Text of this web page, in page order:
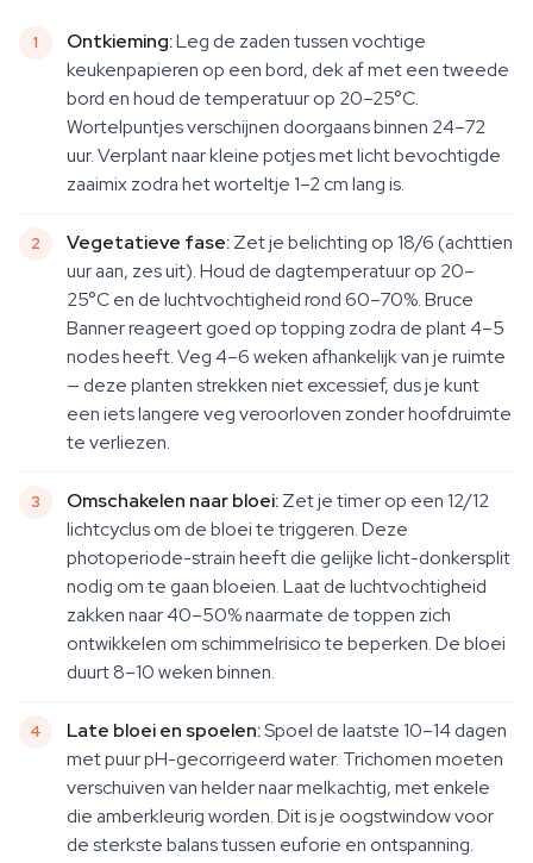
Ontkieming:Leg de zaden tussen vochtige
keukenpapieren op een bord, dek af met een tweede
bord en houd de temperatuur op 20–25°C.
Wortelpuntjes verschijnen doorgaans binnen 24–72
uur. Verplant naar kleine potjes met licht bevochtigde
zaaimix zodra het worteltje 1–2 cm lang is.
Vegetatieve fase:Zet je belichting op 18/6 (achttien
uur aan, zes uit). Houd de dagtemperatuur op 20–
25°C en de luchtvochtigheid rond 60–70%. Bruce
Banner reageert goed op topping zodra de plant 4–5
nodes heeft. Veg 4–6 weken afhankelijk van je ruimte
— deze planten strekken niet excessief, dus je kunt
een iets langere veg veroorloven zonder hoofdruimte
te verliezen.
Omschakelen naar bloei:Zet je timer op een 12/12
lichtcyclus om de bloei te triggeren. Deze
photoperiode-strain heeft die gelijke licht-donkersplit
nodig om te gaan bloeien. Laat de luchtvochtigheid
zakken naar 40–50% naarmate de toppen zich
ontwikkelen om schimmelrisico te beperken. De bloei
duurt 8–10 weken binnen.
Late bloei en spoelen:Spoel de laatste 10–14 dagen
met puur pH-gecorrigeerd water. Trichomen moeten
verschuiven van helder naar melkachtig, met enkele
die amberkleurig worden. Dit is je oogstwindow voor
de sterkste balans tussen euforie en ontspanning.